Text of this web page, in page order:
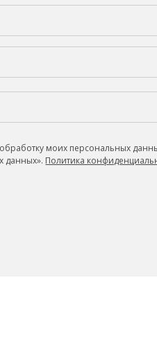
моих персональных
данных». Политика